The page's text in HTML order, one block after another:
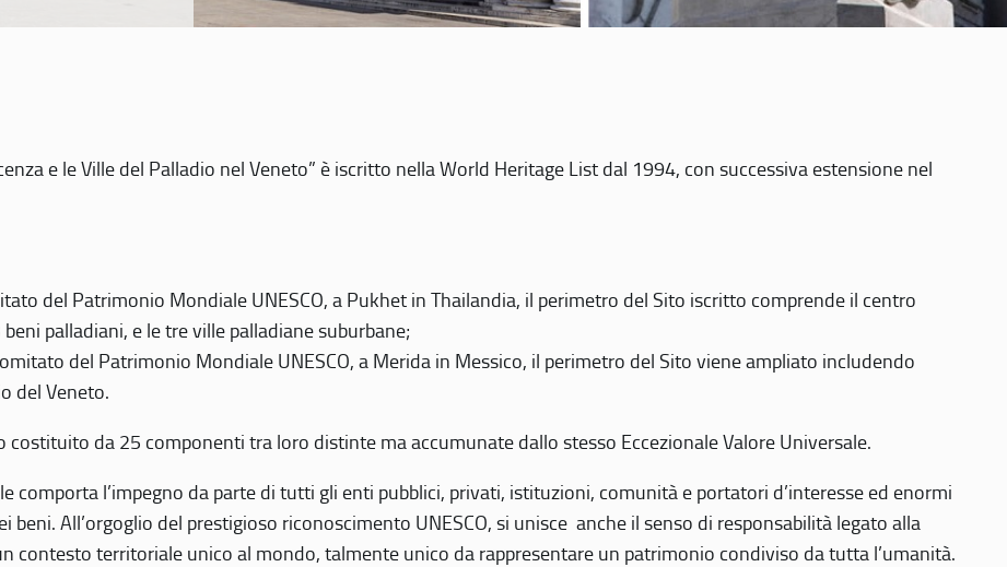
e le Ville del Palladio nel Veneto” è iscritto nella World Heritage List dal 1994, con successiva estensione nel
del Patrimonio Mondiale UNESCO, a Pukhet in Thailandia, il perimetro del Sito iscritto comprende il centro
palladiani, e le tre ville palladiane suburbane;
del Patrimonio Mondiale UNESCO, a Merida in Messico, il perimetro del Sito viene ampliato includendo
del Veneto.
da 25 componenti tra loro distinte ma accumunate dallo stesso Eccezionale Valore Universale.
comporta l’impegno da parte di tutti gli enti pubblici, privati, istituzioni, comunità e portatori d’interesse ed enormi
All’orgoglio del prestigioso riconoscimento UNESCO, si unisce anche il senso di responsabilità legato alla
contesto territoriale unico al mondo, talmente unico da rappresentare un patrimonio condiviso da tutta l’umanità.